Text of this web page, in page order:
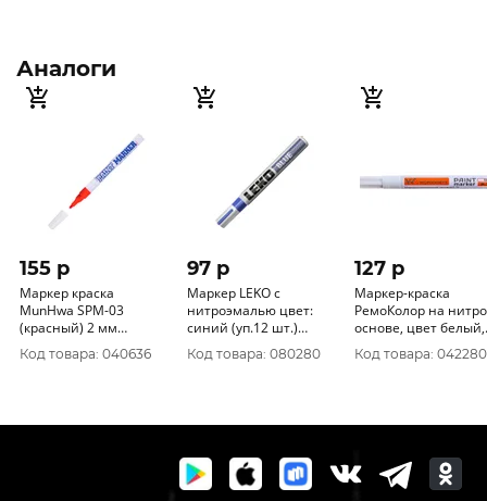
Аналоги
155 p
Маркер краска
MunHwa SPM-03
(красный) 2 мм
(упак.12 шт.)
Код товара: 040636
97 p
Маркер LEKO с
нитроэмалью цвет:
синий (уп.12 шт.)
011604
Код товара: 080280
127 p
Маркер-краска
РемоКолор на нитро
основе, цвет белый,
(упак.12 шт.) 13-0-
Код товара: 042280